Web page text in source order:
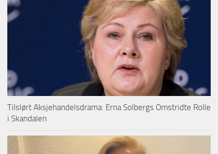
Tilslørt Aksjehandelsdrama: Erna Solbergs Omstridte Rolle
i Skandalen